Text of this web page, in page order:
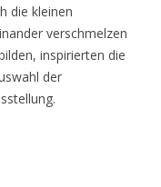
die kleinen
verschmelzen
inspirierten die
der